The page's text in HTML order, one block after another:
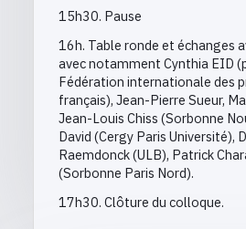
15h30. Pause
16h. Table ronde et échanges
avec notamment Cynthia EID
Fédération internationale des
français), Jean-Pierre Sueur,
Jean-Louis Chiss (Sorbonne
David (Cergy Paris Université),
Raemdonck (ULB), Patrick
(Sorbonne Paris Nord).
17h30. Clôture du colloque.